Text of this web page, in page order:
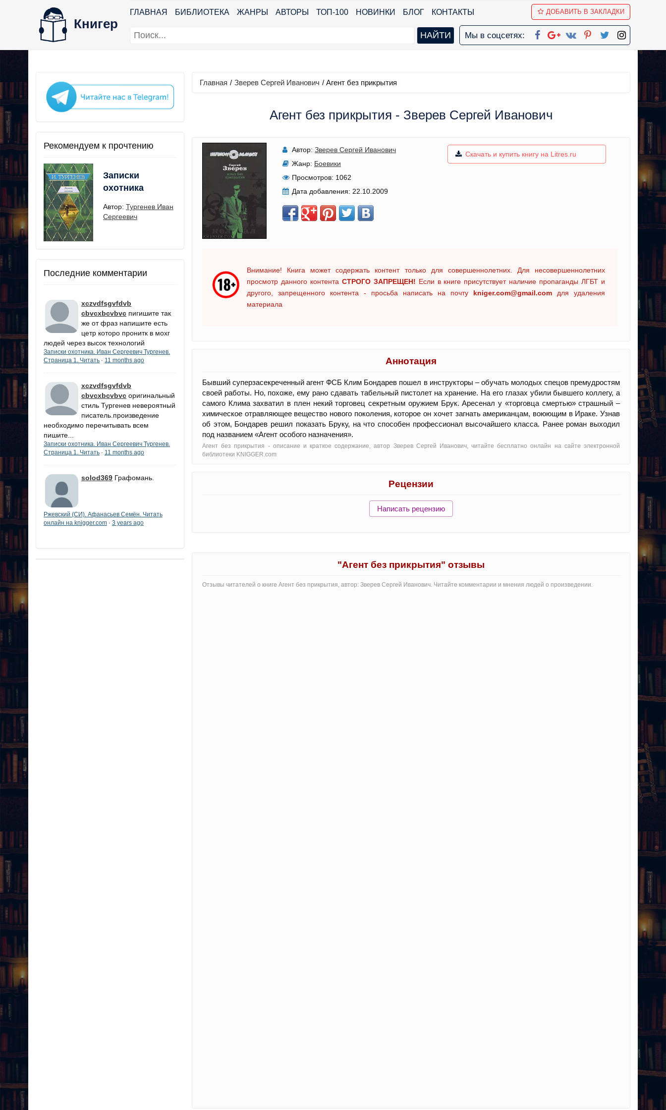
Книгер
ГЛАВНАЯ БИБЛИОТЕКА ЖАНРЫ АВТОРЫ ТОП-100 НОВИНКИ БЛОГ КОНТАКТЫ ДОБАВИТЬ В ЗАКЛАДКИ
Мы в соцсетях:
Рекомендуем к прочтению
Записки
охотника
Автор: Тургенев Иван
Сергеевич
Последние комментарии
xczvdfsgvfdvb
cbvcxbcvbvc пигишите так
же от фраз напишите есть
цетр которо пронитк в мохг
людей через высок технологий
Записки охотника. Иван Сергеевич Тургенев.
Страница 1. Читать · 11 months ago
xczvdfsgvfdvb
cbvcxbcvbvc оригинальный
стиль Тургенев невероятный
писатель.произведение
необходимо перечитывать всем
пишите...
Записки охотника. Иван Сергеевич Тургенев.
Страница 1. Читать · 11 months ago
solod369 Графомань.
Ржевский (СИ). Афанасьев Семён. Читать
онлайн на knigger.com · 3 years ago
Главная / Зверев Сергей Иванович / Агент без прикрытия
Агент без прикрытия - Зверев Сергей Иванович
Автор: Зверев Сергей Иванович
Жанр: Боевики
Просмотров: 1062
Дата добавления: 22.10.2009
Скачать и купить книгу на Litres.ru
Внимание! Книга может содержать контент только для совершеннолетних. Для несовершеннолетних
просмотр данного контента СТРОГО ЗАПРЕЩЕН! Если в книге присутствует наличие пропаганды ЛГБТ и
другого, запрещенного контента - просьба написать на почту kniger.com@gmail.com для удаления
материала
Аннотация
Бывший суперзасекреченный агент ФСБ Клим Бондарев пошел в инструкторы – обучать молодых спецов премудростям
своей работы. Но, похоже, ему рано сдавать табельный пистолет на хранение. На его глазах убили бывшего коллегу, а
самого Клима захватил в плен некий торговец секретным оружием Брук. Аресенал у «торговца смертью» страшный –
химическое отравляющее вещество нового поколения, которое он хочет загнать американцам, воюющим в Ираке. Узнав
об этом, Бондарев решил показать Бруку, на что способен профессионал высочайшего класса. Ранее роман выходил
под названием «Агент особого назначения».
Агент без прикрытия - oписание и краткое содержание, автор Зверев Сергей Иванович, читайте бесплатно онлайн на сайте электронной
библиотеки KNIGGER.com
Рецензии
Написать рецензию
"Агент без прикрытия" отзывы
Отзывы читателей о книге Агент без прикрытия, автор: Зверев Сергей Иванович. Читайте комментарии и мнения людей о произведении.